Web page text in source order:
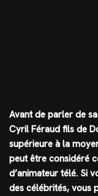
Avant de parler de
Cyril Féraud fils de
supérieure à la
peut être considéré
d’animateur télé. Si
des célébrités, vous